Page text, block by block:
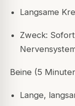
Langsame
Zweck:
Beine (5
Lange,